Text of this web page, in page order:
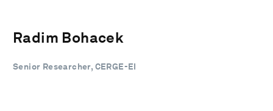
Radim Bohacek
Senior Researcher, CERGE-EI